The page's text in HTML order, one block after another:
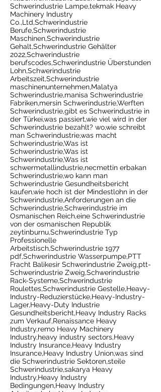
Schwerindustrie Lampe,tekmak Heavy
Machinery Industry
Co.,Ltd,Schwerindustrie
Berufe,Schwerindustrie
Maschinen,Schwerindustrie
Gehalt,Schwerindustrie Gehälter
2022,Schwerindustrie
berufscodes,Schwerindustrie Überstunden
Lohn,Schwerindustrie
Arbeitszeit,Schwerindustrie
maschinenunternehmen,Malatya
Schwerindustrie,manisa Schwerindustrie
Fabriken,mersin Schwerindustrie,Werften
Schwerindustrie,gibt es Schwerindustrie in
der Türkei,was passiert,wie viel wird in der
Schwerindustrie bezahlt? wo,wie schreibt
man Schwerindustrie,was macht
Schwerindustrie,Was ist
Schwerindustrie,Was ist
Schwerindustrie,Was ist
schwermetallindustrie,necmettin erbakan
Schwerindustrie,wo kann man
Schwerindustrie Gesundheitsbericht
kaufen,wie hoch ist der Mindestlohn in der
Schwerindustrie,Anforderungen an die
Schwerindustrie,Schwerindustrie im
Osmanischen Reich,eine Schwerindustrie
von der osmanischen Republik
zeytinburnu,Schwerindustrie Typ
Professionelle
Arbeitstisch,Schwerindustrie 1977
pdf,Schwerindustrie Wasserpumpe,PTT
Fracht Balikesir Schwerindustrie Zweig,ptt-
Schwerindustrie Zweig,Schwerindustrie
Rack-Systeme,Schwerindustrie
Roulettes,Schwerindustrie Gestelle,Heavy-
Industry-Reduzierstücke,Heavy-Industry-
Lager,Heavy-Duty Industrie
Gesundheitsbericht,Heavy Industry Racks
zum Verkauf,Renaissance Heavy
Industry,remo Heavy Machinery
Industry,heavy industry sectors,Heavy
Industry Insurance,Heavy Industry
Insurance,Heavy Industry Union,was sind
die Schwerindustrie Sektoren,steile
Schwerindustrie,sakarya Heavy
Industry,Heavy Industry
Bedingungen,Heavy Industry